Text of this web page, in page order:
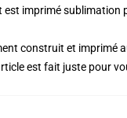
est imprimé
construit et imprimé
est fait juste pour